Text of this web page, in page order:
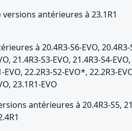
antérieures à 23.1R1
à 20.4R3-S6-EVO, 20.4R3-
21.4R3-S3-EVO, 21.4R3-S4-
EVO, 22.2R3-S2-EVO*, 22.2R3-
23.1R1-EVO
antérieures à 20.4R3-S5,